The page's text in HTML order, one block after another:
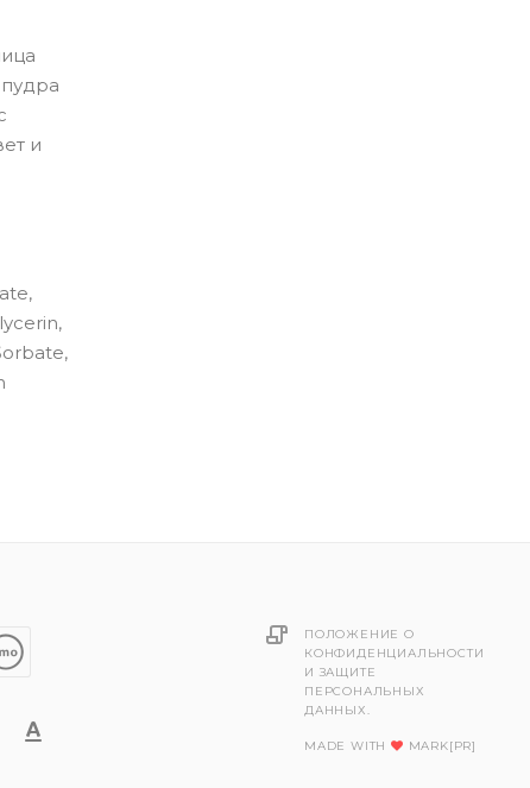
и
ПОЛОЖЕНИЕ О
КОНФИДЕНЦИАЛЬНОСТИ
И ЗАЩИТЕ
ПЕРСОНАЛЬНЫХ
ДАННЫХ.
MADE WITH MARK[PR]